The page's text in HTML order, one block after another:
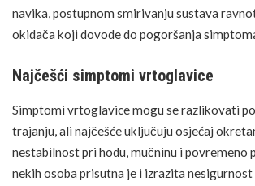
navika, postupnom smirivanju sustava
okidača koji dovode do pogoršanja
Najčešći simptomi vrtoglavice
Simptomi vrtoglavice mogu se razlikovati
trajanju, ali najčešće uključuju osjećaj
nestabilnost pri hodu, mučninu i povremeno
nekih osoba prisutna je i izrazita